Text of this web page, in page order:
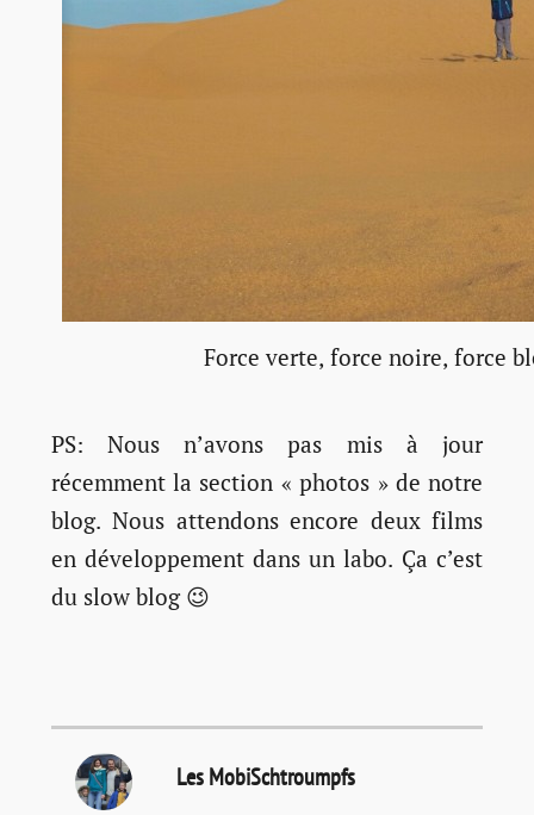
Force verte, force noire, force
PS: Nous n’avons pas mis à jour
récemment la section « photos » de notre
blog. Nous attendons encore deux films
en développement dans un labo. Ça c’est
du slow blog 😉
Les MobiSchtroumpfs